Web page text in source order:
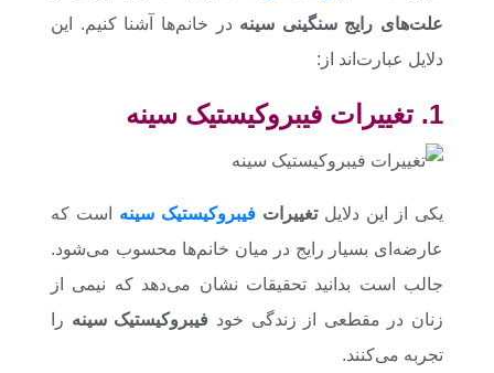
علت‌های رایج سنگینی سینه در خانم‌ها آشنا کنیم. این
دلایل عبارت‌اند از:
1. تغییرات فیبروکیستیک سینه
یکی از این دلایل تغییرات فیبروکیستیک سینه است که
عارضه‌ای بسیار رایج در میان خانم‌ها محسوب می‌شود.
جالب است بدانید تحقیقات نشان می‌دهد که نیمی از
زنان در مقطعی از زندگی خود فیبروکیستیک سینه را
تجربه می‌کنند.